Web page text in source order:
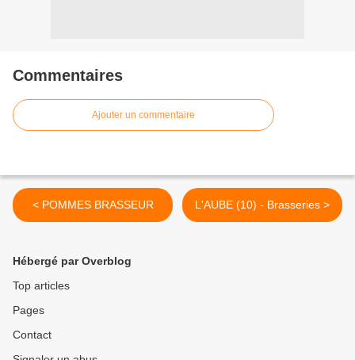
Commentaires
Ajouter un commentaire
< POMMES BRASSEUR L'AUBE (10) - Brasseries >
Hébergé par Overblog
Top articles
Pages
Contact